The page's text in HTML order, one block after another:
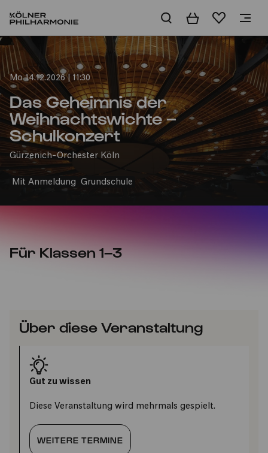
WarenkorbMerkliste
Home
Mo 14.12.2026 | 11:30
Das Geheimnis der
Weihnachtswichte –
Schulkonzert
Gürzenich-Orchester Köln
Mit Anmeldung Grundschule
Für Klassen 1–3
Über diese Veranstaltung
Gut zu wissen
Diese Veranstaltung wird mehrmals gespielt.
WEITERE TERMINE